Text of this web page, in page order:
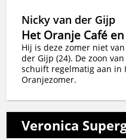
Nicky van der Gijp
Het Oranje Café
Hij is deze zomer niet
der Gijp (24). De zoon
schuift regelmatig aan in
Oranjezomer.
Veronica